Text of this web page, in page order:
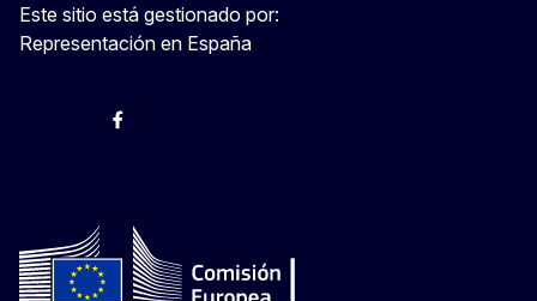
Este sitio está gestionado por:
Representación en España
@ComisionEuropea
Espacio Europa
Comisión Europea en España